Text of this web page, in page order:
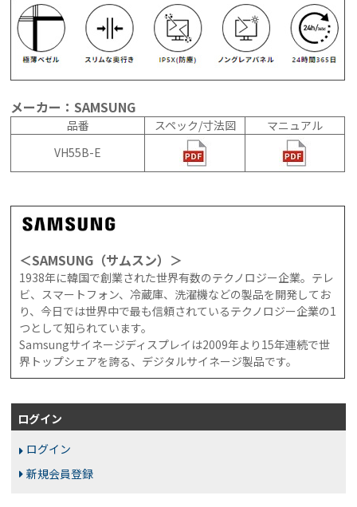
メーカー：SAMSUNG
品番 スペック/寸法図
マニュアル
VH55B-E
＜SAMSUNG（サムスン）＞
1938年に韓国で創業された世界有数のテクノロジー企業。テレ
ビ、スマートフォン、冷蔵庫、洗濯機などの製品を開発してお
り、今日では世界中で最も信頼されているテクノロジー企業の1
つとして知られています。
Samsungサイネージディスプレイは2009年より15年連続で世
界トップシェアを誇る、デジタルサイネージ製品です。
ログイン
ログイン
新規会員登録